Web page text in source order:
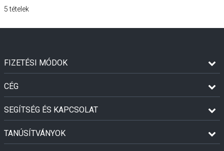
5 tételek
FIZETÉSI MÓDOK
CÉG
SEGÍTSÉG ÉS KAPCSOLAT
TANÚSÍTVÁNYOK